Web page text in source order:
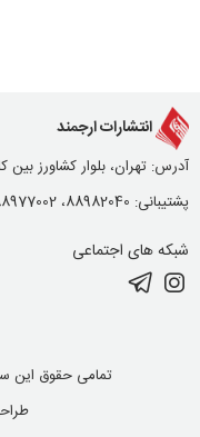
انتشارات ارجمند
آدرس: تهران، بلوار کشاورز بین کارگر و 16 آذر
پشتیبانی: 88982040، 88977002-021، 88982030-021، 88975190-021
شبکه های اجتماعی
تمامی حقوق این